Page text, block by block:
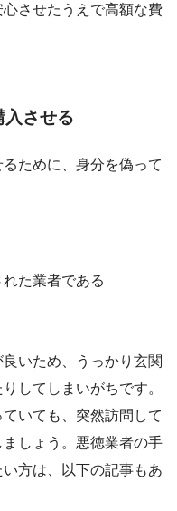
させたうえで高額な費
入させる
ために、身分を偽って
た業者である
いため、うっかり玄関
してしまいがちです。
いても、突然訪問して
しょう。悪徳業者の手
方は、以下の記事もあ